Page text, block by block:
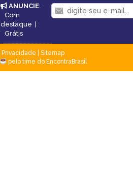
ANUNCIE:
Com
destaque |
Grátis
Privacidade
Sitemap
pelo time do EncontraBrasil